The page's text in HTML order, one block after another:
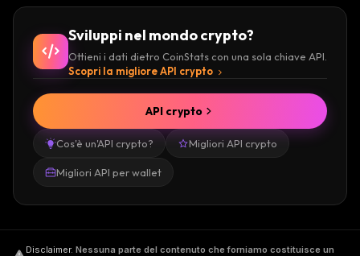
Sviluppi nel mondo crypto?
Ottieni i dati dietro CoinStats con una sola chiave API.
Scopri la migliore API crypto
Cos'è un'API crypto? Migliori API crypto
Migliori API per wallet
API crypto
Disclaimer. Nessuna parte del contenuto che forniamo costituisce un